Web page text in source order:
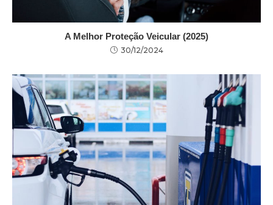
A Melhor Proteção Veicular (2025)
30/12/2024